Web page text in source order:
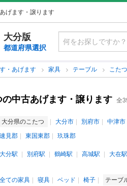
げます・譲ります
大分版
都道府県選択
・あげます 家具 テーブル こたつ
中古あげます・譲ります 全
大分県のこたつ 大分市 別府市 中津市
速見郡
東国東郡 玖珠郡
大分駅 別府駅 鶴崎駅 高城駅 大在駅
全ての家具 寝具 ベッド 椅子 テーブ